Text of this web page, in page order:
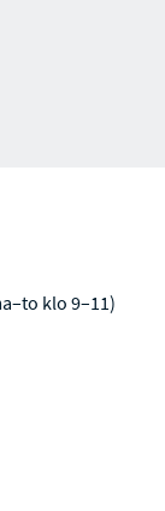
klo 9–11)